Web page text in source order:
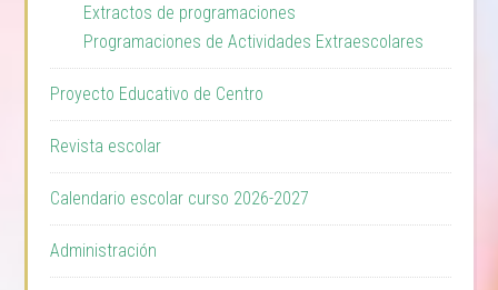
Extractos de programaciones
Programaciones de Actividades Extraescolares
Proyecto Educativo de Centro
Revista escolar
Calendario escolar curso 2026-2027
Administración